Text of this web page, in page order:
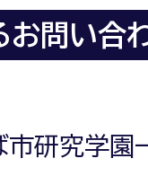
お問い合
研究学園